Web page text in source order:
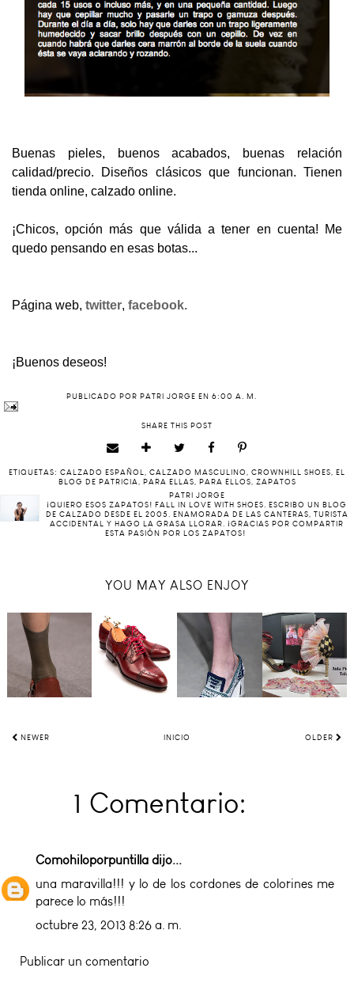
Buenas pieles, buenos acabados, buenas relación
calidad/precio. Diseños clásicos que funcionan. Tienen
tienda online, calzado online.
¡Chicos, opción más que válida a tener en cuenta! Me
quedo pensando en esas botas...
Página web, twitter, facebook.
¡Buenos deseos!
PUBLICADO POR PATRI JORGE EN 6:00 A. M.
SHARE THIS POST
ETIQUETAS: CALZADO ESPAÑOL, CALZADO MASCULINO, CROWNHILL SHOES, EL
BLOG DE PATRICIA, PARA ELLAS, PARA ELLOS, ZAPATOS
PATRI JORGE
¡QUIERO ESOS ZAPATOS! FALL IN LOVE WITH SHOES. ESCRIBO UN BLOG
DE CALZADO DESDE EL 2005. ENAMORADA DE LAS CANTERAS, TURISTA
ACCIDENTAL Y HAGO LA GRASA LLORAR. ¡GRACIAS POR COMPARTIR
ESTA PASIÓN POR LOS ZAPATOS!
YOU MAY ALSO ENJOY
NEWER INICIO OLDER
1 Comentario:
Comohiloporpuntilla dijo...
una maravilla!!! y lo de los cordones de colorines me
parece lo más!!!
octubre 23, 2013 8:26 a. m.
Publicar un comentario